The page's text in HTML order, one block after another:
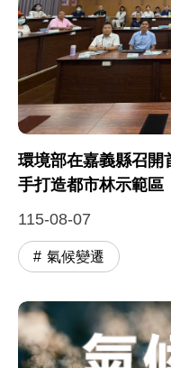
環境部在嘉義縣召
手打造都市林示範區
115-08-07
氣候變遷